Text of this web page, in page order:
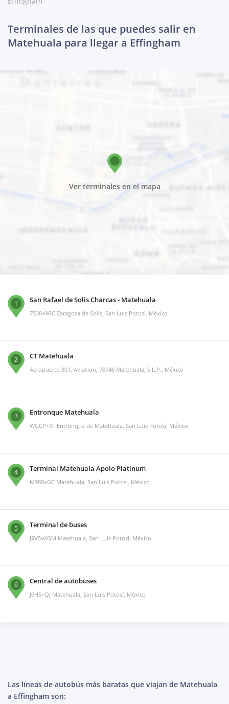
Terminales de las que puedes salir en
Matehuala para llegar a Effingham
Ver terminales en el mapa
1 San Rafael de Solis Charcas - Matehuala
7538+XRC Zaragoza de Solís, San Luis Potosí, México
2 CT Matehuala
Aeropuerto 801, Aviacion, 78746 Matehuala, S.L.P., México
3 Entronque Matehuala
WGCP+9F Entronque de Matehuala, San Luis Potosí, México
4 Terminal Matehuala Apolo Platinum
M988+GC Matehuala, San Luis Potosí, México
5 Terminal de buses
J9V5+XGM Matehuala, San Luis Potosí, México
6 Central de autobuses
J9H5+QJ Matehuala, San Luis Potosí, México
Las líneas de autobús más baratas que viajan de Matehuala
a Effingham son: